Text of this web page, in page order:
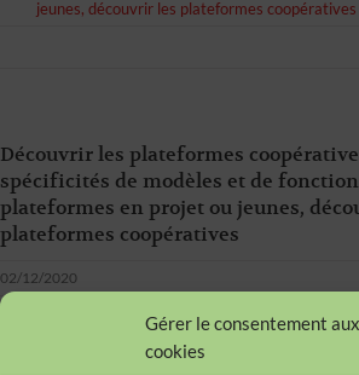
Gérer le consentement aux
cookies
jeunes, découvrir les plateformes coopératives
Découvrir les plateformes
spécificités de modèles et de
plateformes en projet ou jeunes,
plateformes coopératives
02/12/2020